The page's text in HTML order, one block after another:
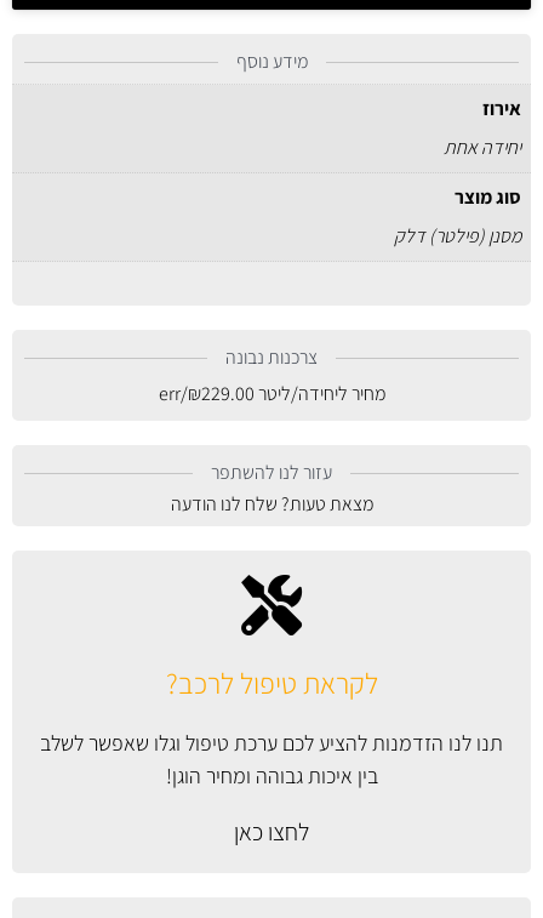
לקראת טיפול לרכב?
תנו לנו הזדמנות להציע לכם ערכת טיפול וגלו שאפשר לשלב
בין איכות גבוהה ומחיר הוגן!
לחצו כאן
מידע נוסף
אירוז
יחידה אחת
סוג מוצר
מסנן (פילטר) דלק
צרכנות נבונה
מחיר ליחידה/ליטר
₪229.00
/err
עזור לנו להשתפר
מצאת טעות? שלח לנו הודעה